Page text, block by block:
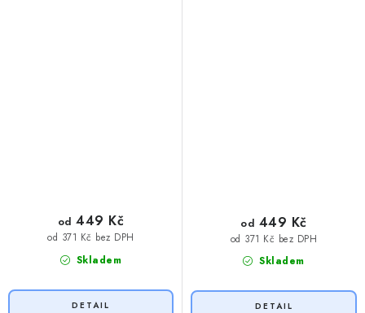
Skladem
od 371 Kč bez DPH
od 449 Kč
Skladem
od 371 Kč bez DPH
od 449 Kč